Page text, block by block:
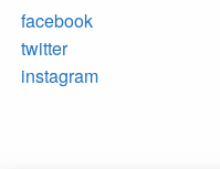
facebook
twitter
instagram